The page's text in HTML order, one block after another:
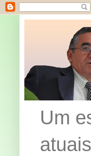
Um